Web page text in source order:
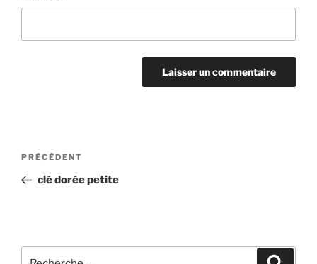
Navigation
l’article
Article
précédent
PRÉCÉDENT
clé dorée petite